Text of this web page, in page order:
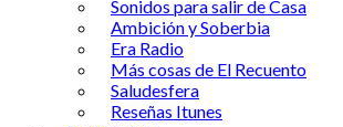
Sonidos para salir de Casa
Ambición y Soberbia
Era Radio
Más cosas de El Recuento
Saludesfera
Reseñas Itunes